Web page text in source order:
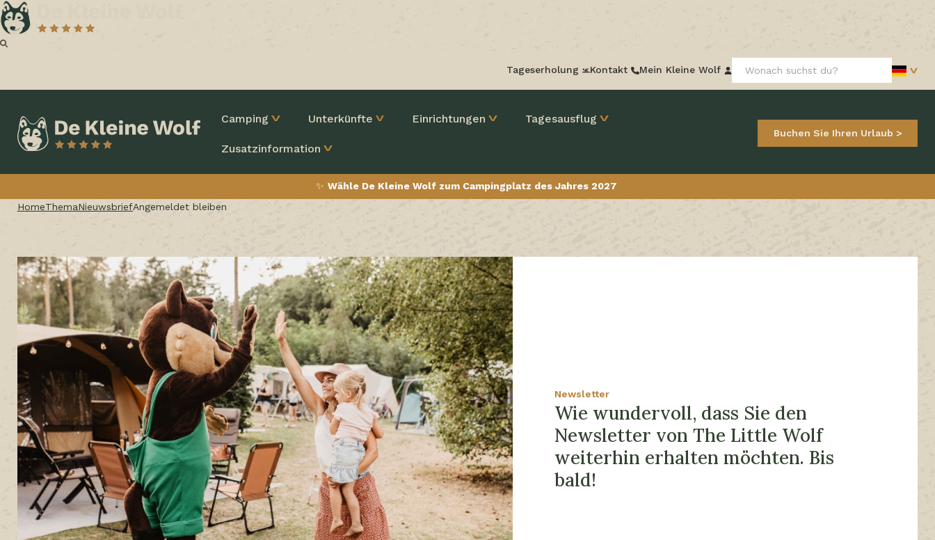
Tageserholung Kontakt Mein Kleine Wolf
search:
Camping Unterkünfte Einrichtungen Tagesausflug
Zusatzinformation
Buchen Sie Ihren Urlaub
✨ Wähle De Kleine Wolf zum Campingplatz des Jahres 2027
HomeThemaNieuwsbriefAngemeldet bleiben
Newsletter
Wie wundervoll, dass Sie den
Newsletter von The Little Wolf
weiterhin erhalten möchten. Bis
bald!